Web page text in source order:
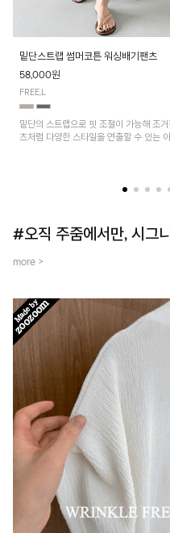
밑단스트랩 썸머코튼 워싱배기팬츠
58,000원
FREE,L
밑단의 스트랩으로 핏 조절이 가능해 조거
츠처럼 다양한 스타일을 연출할 수 있는 아
#오직 주줌에서만, 시그
more >